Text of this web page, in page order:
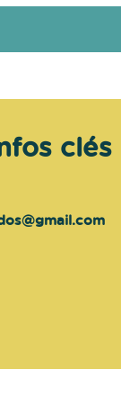
clés